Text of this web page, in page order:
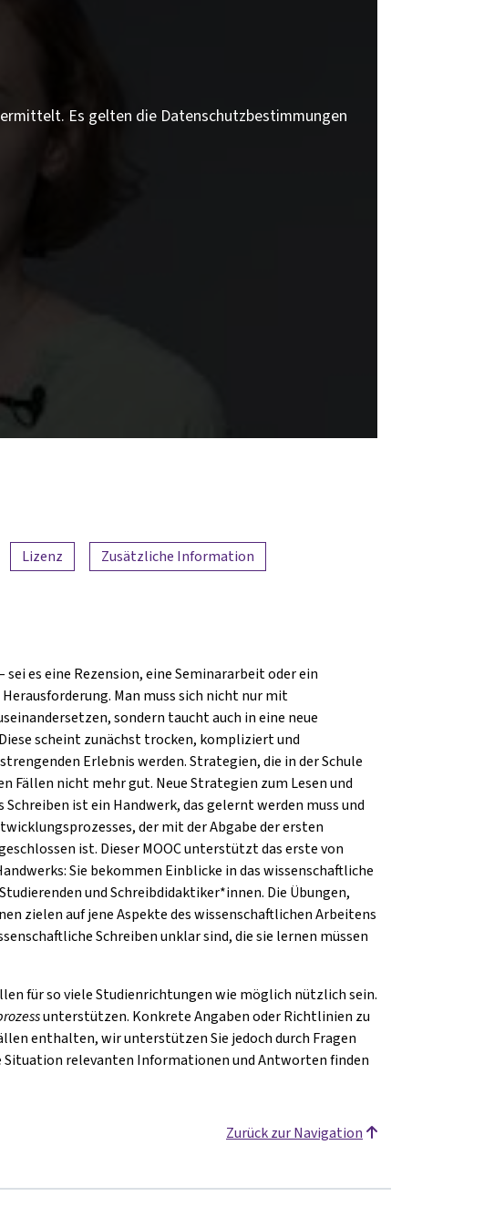
Es gelten die Datenschutzbestimmungen
Lizenz
Zusätzliche Information
es eine Rezension, eine Seminararbeit oder ein
Man muss sich nicht nur mit
sondern taucht auch in eine neue
scheint zunächst trocken, kompliziert und
Erlebnis werden. Strategien, die in der Schule
nicht mehr gut. Neue Strategien zum Lesen und
ist ein Handwerk, das gelernt werden muss und
der mit der Abgabe der ersten
ist. Dieser MOOC unterstützt das erste von
Sie bekommen Einblicke in das wissenschaftliche
und Schreibdidaktiker*innen. Die Übungen,
zielen auf jene Aspekte des wissenschaftlichen Arbeitens
Schreiben unklar sind, die sie lernen müssen
für so viele Studienrichtungen wie möglich nützlich sein.
unterstützen. Konkrete Angaben oder Richtlinien zu
enthalten, wir unterstützen Sie jedoch durch Fragen
Situation relevanten Informationen und Antworten finden
Zurück zur Navigation